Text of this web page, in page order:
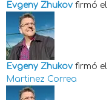
Evgeny Zhukov firmó el
Evgeny Zhukov firmó el
Martinez Correa